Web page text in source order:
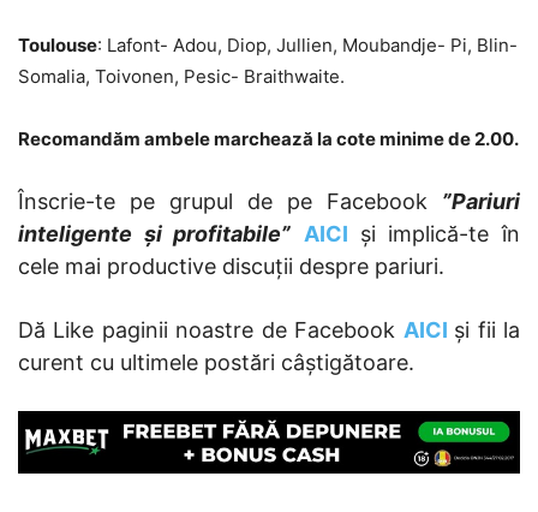
Toulouse: Lafont- Adou, Diop, Jullien, Moubandje- Pi, Blin-
Somalia, Toivonen, Pesic- Braithwaite.
Recomandăm ambele marchează la cote minime de 2.00.
Înscrie-te pe grupul de pe Facebook ”Pariuri
inteligente și profitabile” AICI și implică-te în
cele mai productive discuții despre pariuri.
Dă Like paginii noastre de Facebook AICI și fii la
curent cu ultimele postări câștigătoare.